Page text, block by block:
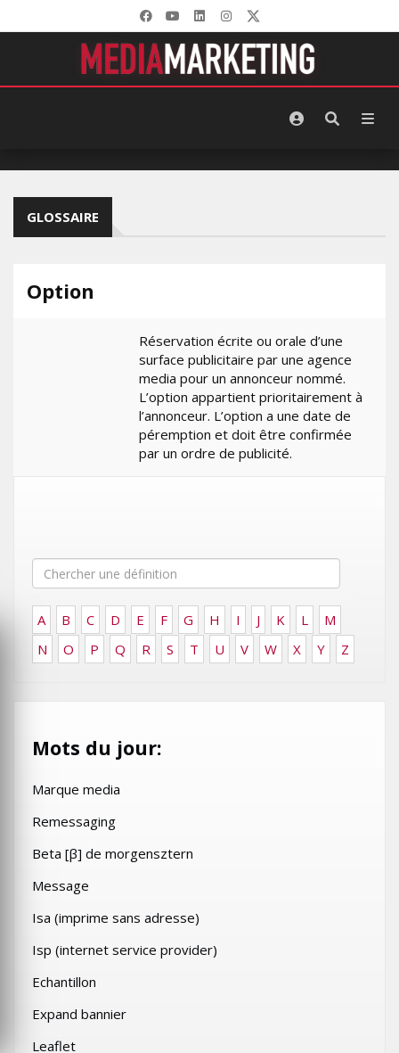
GLOSSAIRE
Option
Réservation écrite ou orale d’une
surface publicitaire par une agence
media pour un annonceur nommé.
L’option appartient prioritairement à
l’annonceur. L’option a une date de
péremption et doit être confirmée
par un ordre de publicité.
A B C D E F G H I J K L
M
N
O P Q R S T U V W X Y Z
Mots du jour:
Marque media
Remessaging
Beta [β] de morgensztern
Message
Isa (imprime sans adresse)
Isp (internet service provider)
Echantillon
Expand bannier
Leaflet